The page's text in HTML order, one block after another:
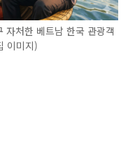
처한 베트남 한국 관광객
이미지)